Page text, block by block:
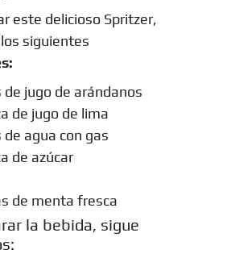
este delicioso Spritzer,
siguientes
de jugo de arándanos
de jugo de lima
de agua con gas
de azúcar
de menta fresca
la bebida, sigue